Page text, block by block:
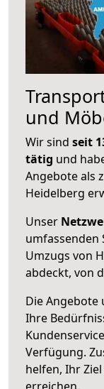
und
Wir sind seit
tätig und
Angebote als
Heidelberg
Unser
umfassenden
Umzugs von
abdeckt, von
Die Angebote
Ihre
Verfügung.
helfen, Ihr Ziel